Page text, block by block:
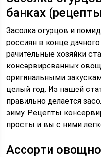
банках
Засолка огурцов и
россиян в конце
рачительные хозяйки
консервированных
оригинальными
целый год. Из нашей
правильно делается
зиму. Рецепты
просты и вы с ними
Ассорти